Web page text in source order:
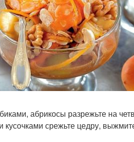
абрикосы разрежьте на
срежьте цедру,